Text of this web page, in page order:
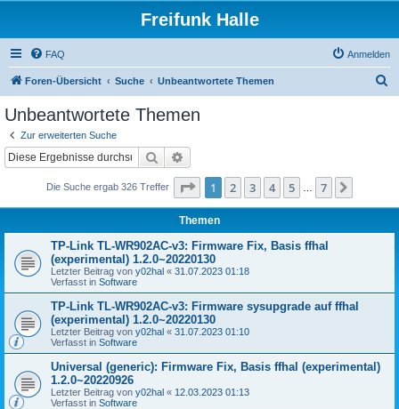
Freifunk Halle
FAQ Anmelden
Foren-Übersicht Suche Unbeantwortete Themen
Unbeantwortete Themen
Zur erweiterten Suche
Suche
Die Suche ergab 326 Treffer Seite 1von
1 2 3 4 5 7
Themen
TP-Link TL-WR902AC-v3: Firmware Fix, Basis ffhal
(experimental) 1.2.0~20220130
Letzter Beitrag von y02hal « 31.07.2023 01:18
Verfasst in Software
TP-Link TL-WR902AC-v3: Firmware sysupgrade auf ffhal
(experimental) 1.2.0~20220130
Letzter Beitrag von y02hal « 31.07.2023 01:10
Verfasst in Software
Universal (generic): Firmware Fix, Basis ffhal (experimental)
1.2.0~20220926
Letzter Beitrag von y02hal « 12.03.2023 01:13
Verfasst in Software